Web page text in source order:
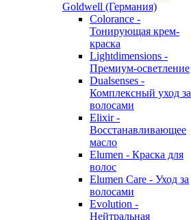
Goldwell (Германия)
Colorance -
Тонирующая крем-
краска
Lightdimensions -
Премиум-осветление
Dualsenses -
Комплексный уход за
волосами
Elixir -
Восстанавливающее
масло
Elumen - Краска для
волос
Elumen Care - Уход за
волосами
Evolution -
Нейтральная